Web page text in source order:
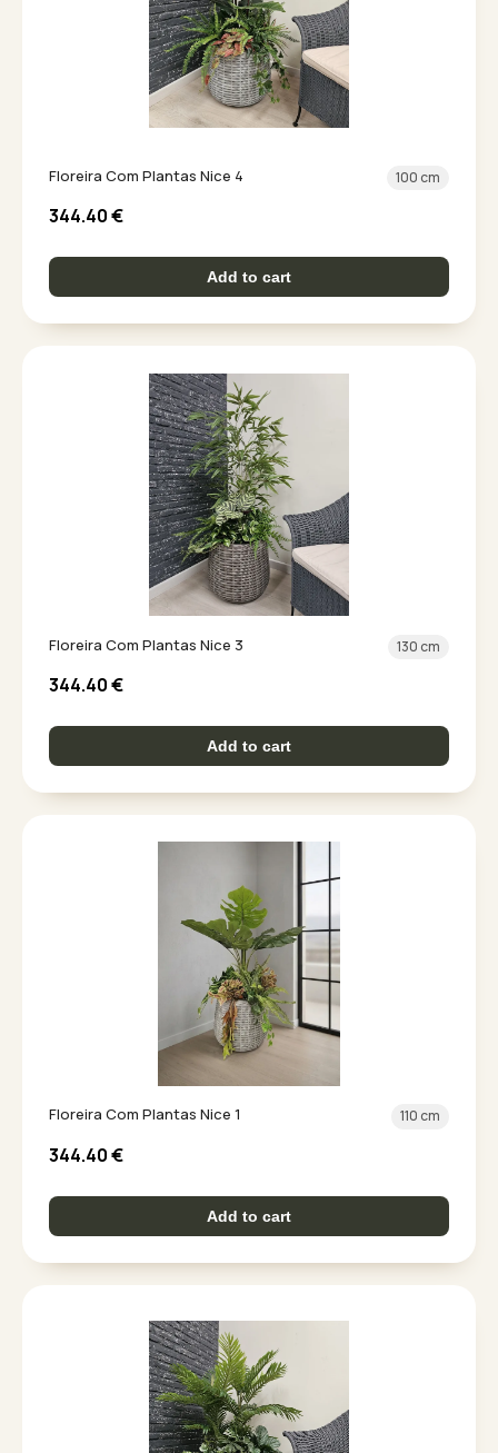
Floreira Com Plantas Nice 4 100 cm
344.40€
Add to cart
Floreira Com Plantas Nice 3 130 cm
344.40€
Add to cart
Floreira Com Plantas Nice 1 110 cm
344.40€
Add to cart